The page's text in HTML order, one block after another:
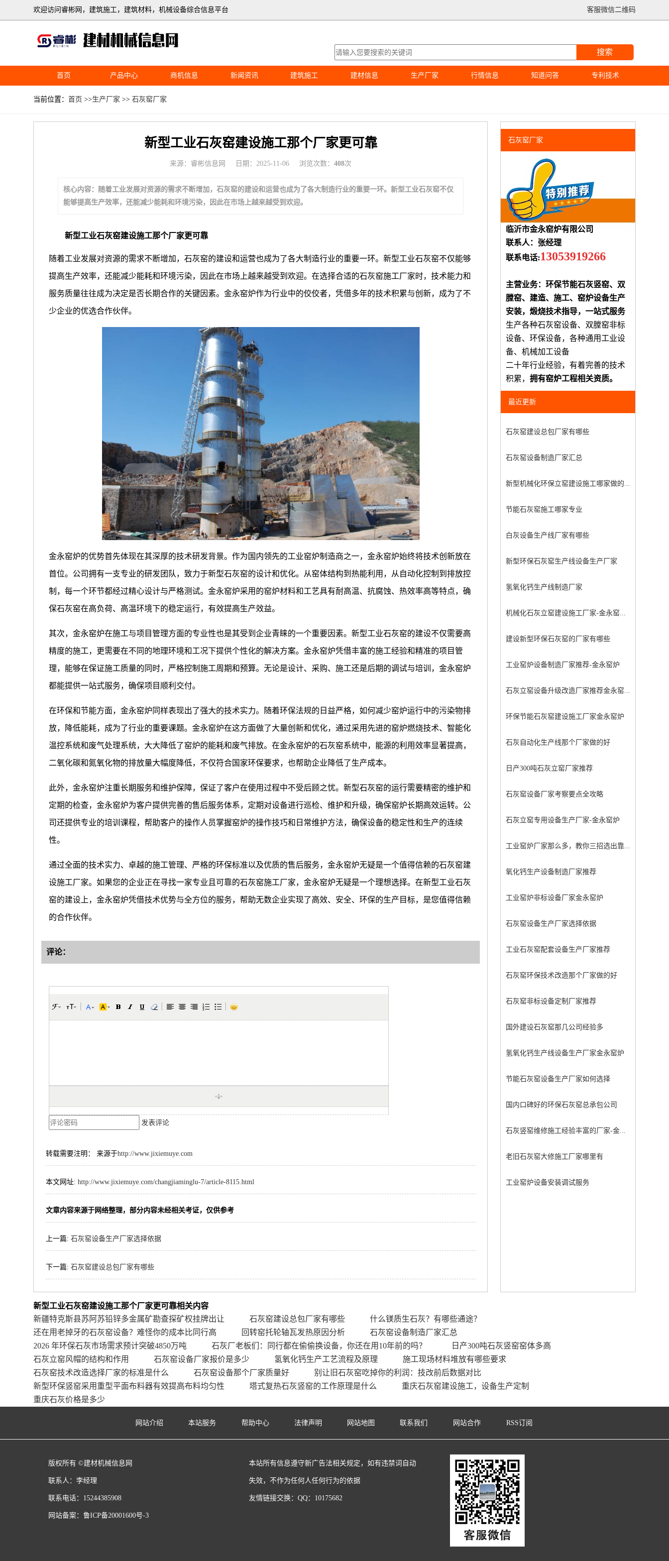
客服微信二维码
欢迎访问睿彬网，建筑施工，建筑材料，机械设备综合信息平台
搜索
首页 产品中心 商机信息 新闻资讯 建筑施工 建材信息 生产厂家 行情信息 知道问答 专利技术
当前位置：首页 >>生产厂家 >>石灰窑厂家
新型工业石灰窑建设施工那个厂家更可靠
来源：睿彬信息网 日期：2025-11-06 浏览次数：408次
核心内容：随着工业发展对资源的需求不断增加，石灰窑的建设和运营也成为了各大制造行业的重要一环。新型工业石灰窑不仅
能够提高生产效率，还能减少能耗和环境污染，因此在市场上越来越受到欢迎。
新型工业石灰窑建设施工那个厂家更可靠
随着工业发展对资源的需求不断增加，石灰窑的建设和运营也成为了各大制造行业的重要一环。新型工业石灰窑不仅能够
提高生产效率，还能减少能耗和环境污染，因此在市场上越来越受到欢迎。在选择合适的石灰窑施工厂家时，技术能力和
服务质量往往成为决定是否长期合作的关键因素。金永窑炉作为行业中的佼佼者，凭借多年的技术积累与创新，成为了不
少企业的优选合作伙伴。
金永窑炉的优势首先体现在其深厚的技术研发背景。作为国内领先的工业窑炉制造商之一，金永窑炉始终将技术创新放在
首位。公司拥有一支专业的研发团队，致力于新型石灰窑的设计和优化。从窑体结构到热能利用，从自动化控制到排放控
制，每一个环节都经过精心设计与严格测试。金永窑炉采用的窑炉材料和工艺具有耐高温、抗腐蚀、热效率高等特点，确
保石灰窑在高负荷、高温环境下的稳定运行，有效提高生产效益。
其次，金永窑炉在施工与项目管理方面的专业性也是其受到企业青睐的一个重要因素。新型工业石灰窑的建设不仅需要高
精度的施工，更需要在不同的地理环境和工况下提供个性化的解决方案。金永窑炉凭借丰富的施工经验和精准的项目管
理，能够在保证施工质量的同时，严格控制施工周期和预算。无论是设计、采购、施工还是后期的调试与培训，金永窑炉
都能提供一站式服务，确保项目顺利交付。
在环保和节能方面，金永窑炉同样表现出了强大的技术实力。随着环保法规的日益严格，如何减少窑炉运行中的污染物排
放，降低能耗，成为了行业的重要课题。金永窑炉在这方面做了大量创新和优化，通过采用先进的窑炉燃烧技术、智能化
温控系统和废气处理系统，大大降低了窑炉的能耗和废气排放。在金永窑炉的石灰窑系统中，能源的利用效率显著提高，
二氧化碳和氮氧化物的排放量大幅度降低，不仅符合国家环保要求，也帮助企业降低了生产成本。
此外，金永窑炉注重长期服务和维护保障，保证了客户在使用过程中不受后顾之忧。新型石灰窑的运行需要精密的维护和
定期的检查，金永窑炉为客户提供完善的售后服务体系，定期对设备进行巡检、维护和升级，确保窑炉长期高效运转。公
司还提供专业的培训课程，帮助客户的操作人员掌握窑炉的操作技巧和日常维护方法，确保设备的稳定性和生产的连续
性。
通过全面的技术实力、卓越的施工管理、严格的环保标准以及优质的售后服务，金永窑炉无疑是一个值得信赖的石灰窑建
设施工厂家。如果您的企业正在寻找一家专业且可靠的石灰窑施工厂家，金永窑炉无疑是一个理想选择。在新型工业石灰
窑的建设上，金永窑炉凭借技术优势与全方位的服务，帮助无数企业实现了高效、安全、环保的生产目标，是您值得信赖
的合作伙伴。
评论：
发表评论
转载需要注明： 来源于http://www.jixiemuye.com
本文网址:http://www.jixiemuye.com/changjiaminglu-7/article-8115.html
文章内容来源于网络整理，部分内容未经相关考证，仅供参考
上一篇:石灰窑设备生产厂家选择依据
下一篇:石灰窑建设总包厂家有哪些
石灰窑厂家
临沂市金永窑炉有限公司
联系人：张经理
联系电话:13053919266
主营业务：环保节能石灰竖窑、双
膛窑、建造、施工、窑炉设备生产
安装，煅烧技术指导，一站式服务
生产各种石灰窑设备、双膛窑非标
设备、环保设备，各种通用工业设
备、机械加工设备
二十年行业经验，有着完善的技术
积累， 拥有窑炉工程相关资质。
最近更新
石灰窑建设总包厂家有哪些
石灰窑设备制造厂家汇总
新型机械化环保立窑建设施工哪家做的...
节能石灰窑施工哪家专业
白灰设备生产线厂家有哪些
新型环保石灰窑生产线设备生产厂家
氢氧化钙生产线制造厂家
机械化石灰立窑建设施工厂家-金永窑...
建设新型环保石灰窑的厂家有哪些
工业窑炉设备制造厂家推荐-金永窑炉
石灰立窑设备升级改造厂家推荐金永窑...
环保节能石灰窑建设施工厂家金永窑炉
石灰自动化生产线那个厂家做的好
日产300吨石灰立窑厂家推荐
石灰窑设备厂家考察要点全攻略
石灰立窑专用设备生产厂家-金永窑炉
工业窑炉厂家那么多，教你三招选出靠...
氧化钙生产设备制造厂家推荐
工业窑炉非标设备厂家金永窑炉
石灰窑设备生产厂家选择依据
工业石灰窑配套设备生产厂家推荐
石灰窑环保技术改造那个厂家做的好
石灰窑非标设备定制厂家推荐
国外建设石灰窑那几公司经验多
氢氧化钙生产线设备生产厂家金永窑炉
节能石灰窑设备生产厂家如何选择
国内口碑好的环保石灰窑总承包公司
石灰竖窑维修施工经验丰富的厂家-金...
老旧石灰窑大修施工厂家哪里有
工业窑炉设备安装调试服务
新型工业石灰窑建设施工那个厂家更可靠相关内容
新疆特克斯县苏阿苏铅锌多金属矿勘查探矿权挂牌出让
石灰窑建设总包厂家有哪些
什么镁质生石灰？有哪些通途？
还在用老掉牙的石灰窑设备？难怪你的成本比同行高
回转窑托轮轴瓦发热原因分析
石灰窑设备制造厂家汇总
2026 年环保石灰市场需求预计突破4850万吨
石灰厂老板们：同行都在偷偷换设备，你还在用10年前的吗？
日产300吨石灰竖窑窑体多高
石灰立窑风帽的结构和作用
石灰窑设备厂家报价是多少 氢氧化钙生产工艺流程及原理
施工现场材料堆放有哪些要求
石灰窑技术改造选择厂家的标准是什么
石灰窑设备那个厂家质量好
别让旧石灰窑吃掉你的利润：技改前后数据对比
新型环保竖窑采用重型平面布料器有效提高布料均匀性
塔式复热石灰竖窑的工作原理是什么
重庆石灰窑建设施工，设备生产定制
重庆石灰价格是多少
网站介绍 本站服务 帮助中心 法律声明 网站地图 联系我们 网站合作 RSS订阅
版权所有 ©建材机械信息网
联系人：李经理
联系电话：15244385908
网站备案：鲁ICP备20001600号-3
本站所有信息遵守新广告法相关规定，如有违禁词自动
失效，不作为任何人任何行为的依据
友情链接交换：QQ：10175682